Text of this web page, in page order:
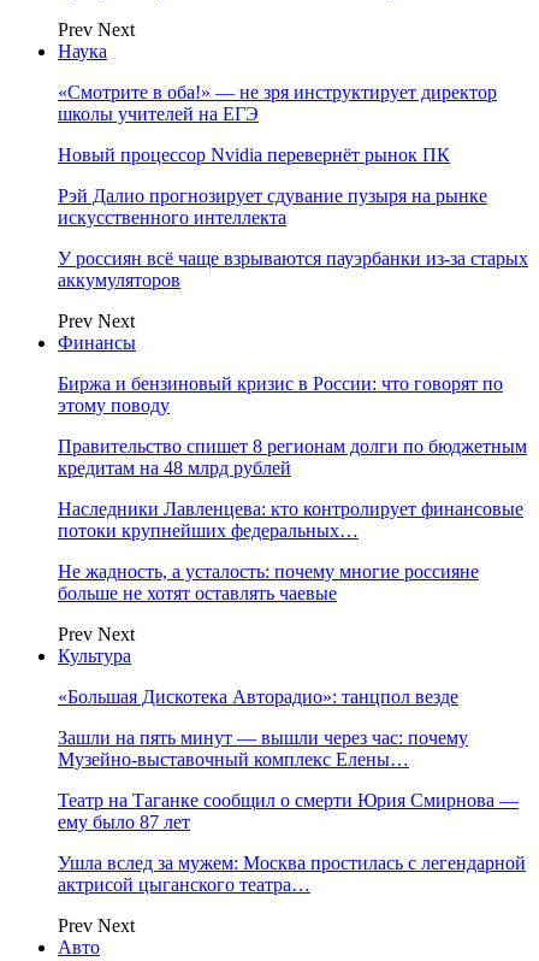
Prev Next
Наука
«Смотрите в оба!» — не зря инструктирует директор
школы учителей на ЕГЭ
Новый процессор Nvidia перевернёт рынок ПК
Рэй Далио прогнозирует сдувание пузыря на рынке
искусственного интеллекта
У россиян всё чаще взрываются пауэрбанки из-за старых
аккумуляторов
Prev Next
Финансы
Биржа и бензиновый кризис в России: что говорят по
этому поводу
Правительство спишет 8 регионам долги по бюджетным
кредитам на 48 млрд рублей
Наследники Лавленцева: кто контролирует финансовые
потоки крупнейших федеральных…
Не жадность, а усталость: почему многие россияне
больше не хотят оставлять чаевые
Prev Next
Культура
«Большая Дискотека Авторадио»: танцпол везде
Зашли на пять минут — вышли через час: почему
Музейно-выставочный комплекс Елены…
Театр на Таганке сообщил о смерти Юрия Смирнова —
ему было 87 лет
Ушла вслед за мужем: Москва простилась с легендарной
актрисой цыганского театра…
Prev Next
Авто